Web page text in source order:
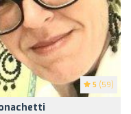
5 (59)